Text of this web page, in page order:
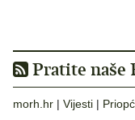
Pratite naše
morh.hr | Vijesti |